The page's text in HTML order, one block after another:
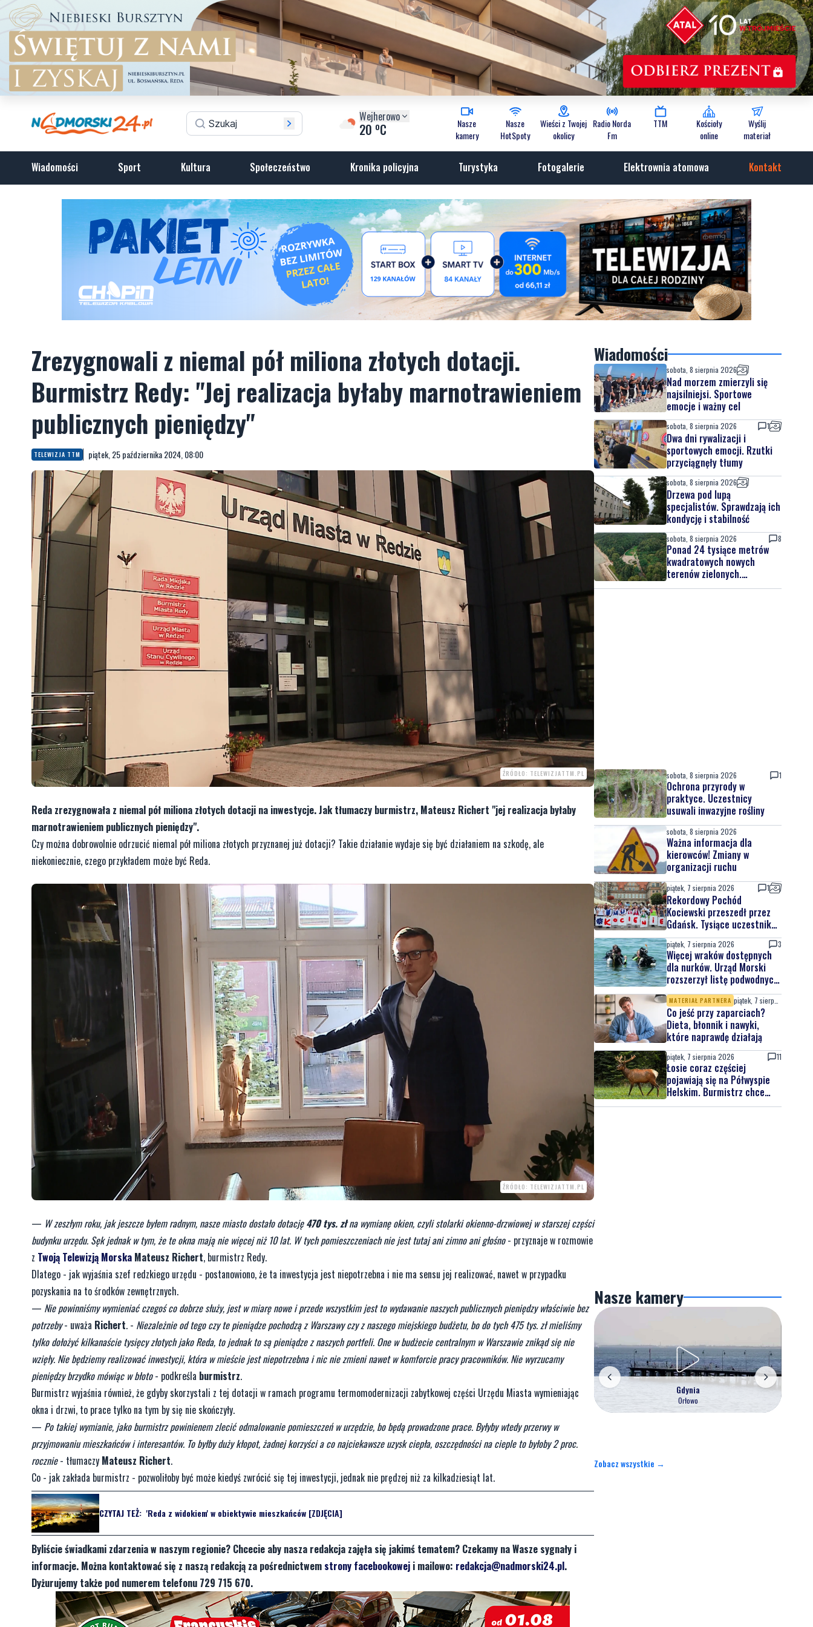
Wejherowo
20 oC
Nasze
kamery
Nasze
HotSpoty
Wieści z Twojej
okolicy
Radio Norda
Fm
TTM
Kościoły
online
Wyślij
materiał
Wiadomości Sport Kultura Społeczeństwo Kronika policyjna Turystyka Fotogalerie Elektrownia atomowa Kontakt
Zrezygnowali z niemal pół miliona złotych dotacji.
Burmistrz Redy: "Jej realizacja byłaby marnotrawieniem
publicznych pieniędzy"
TELEWIZJA TTM piątek, 25 października 2024, 08:00
ŹRÓDŁO: TELEWIZJATTM.PL
Reda zrezygnowała z niemal pół miliona złotych dotacji na inwestycje. Jak tłumaczy burmistrz, Mateusz Richert "jej realizacja byłaby
marnotrawieniem publicznych pieniędzy".
Czy można dobrowolnie odrzucić niemal pół miliona złotych przyznanej już dotacji? Takie działanie wydaje się być działaniem na szkodę, ale
niekoniecznie, czego przykładem może być Reda.
ŹRÓDŁO: TELEWIZJATTM.PL
— W zeszłym roku, jak jeszcze byłem radnym, nasze miasto dostało dotację470 tys. złna wymianę okien, czyli stolarki okienno-drzwiowej w starszej części
budynku urzędu. Sęk jednak w tym, że te okna mają nie więcej niż 10 lat. W tych pomieszczeniach nie jest tutaj ani zimno ani głośno- przyznaje w rozmowie
z Twoją Telewizją Morska Mateusz Richert, burmistrz Redy.
Dlatego - jak wyjaśnia szef redzkiego urzędu - postanowiono, że ta inwestycja jest niepotrzebna i nie ma sensu jej realizować, nawet w przypadku
pozyskania na to środków zewnętrznych.
— Nie powinniśmy wymieniać czegoś co dobrze służy, jest w miarę nowe i przede wszystkim jest to wydawanie naszych publicznych pieniędzy właściwie bez
potrzeby- uważa Richert. - Niezależnie od tego czy te pieniądze pochodzą z Warszawy czy z naszego miejskiego budżetu, bo do tych 475 tys. zł mieliśmy
tylko dołożyć kilkanaście tysięcy złotych jako Reda, to jednak to są pieniądze z naszych portfeli. One w budżecie centralnym w Warszawie znikąd się nie
wzięły. Nie będziemy realizować inwestycji, która w mieście jest niepotrzebna i nic nie zmieni nawet w komforcie pracy pracowników. Nie wyrzucamy
pieniędzy brzydko mówiąc w błoto- podkreśla burmistrz.
Burmistrz wyjaśnia również, że gdyby skorzystali z tej dotacji w ramach programu termomodernizacji zabytkowej części Urzędu Miasta wymieniając
okna i drzwi, to prace tylko na tym by się nie skończyły.
— Po takiej wymianie, jako burmistrz powinienem zlecić odmalowanie pomieszczeń w urzędzie, bo będą prowadzone prace. Byłyby wtedy przerwy w
przyjmowaniu mieszkańców i interesantów. To byłby duży kłopot, żadnej korzyści a co najciekawsze uzysk ciepła, oszczędności na cieple to byłoby 2 proc.
rocznie- tłumaczy Mateusz Richert.
Co - jak zakłada burmistrz - pozwoliłoby być może kiedyś zwrócić się tej inwestycji, jednak nie prędzej niż za kilkadziesiąt lat.
CZYTAJ TEŻ: 'Reda z widokiem' w obiektywie mieszkańców [ZDJĘCIA]
Byliście świadkami zdarzenia w naszym regionie? Chcecie aby nasza redakcja zajęła się jakimś tematem? Czekamy na Wasze sygnały i
informacje. Można kontaktować się z naszą redakcją za pośrednictwem strony facebookowej i mailowo: redakcja@nadmorski24.pl.
Dyżurujemy także pod numerem telefonu 729 715 670.
Wiadomości
sobota, 8 sierpnia 2026
Nad morzem zmierzyli się
najsilniejsi. Sportowe
emocje i ważny cel
sobota, 8 sierpnia 2026 1
Dwa dni rywalizacji i
sportowych emocji. Rzutki
przyciągnęły tłumy
sobota, 8 sierpnia 2026
Drzewa pod lupą
specjalistów. Sprawdzają ich
kondycję i stabilność
sobota, 8 sierpnia 2026 8
Ponad 24 tysiące metrów
kwadratowych nowych
terenów zielonych.
Powstanie nowa przestrzeń
sobota, 8 sierpnia 2026 1
Ochrona przyrody w
praktyce. Uczestnicy
usuwali inwazyjne rośliny
sobota, 8 sierpnia 2026
Ważna informacja dla
kierowców! Zmiany w
organizacji ruchu
piątek, 7 sierpnia 2026 1
Rekordowy Pochód
Kociewski przeszedł przez
Gdańsk. Tysiące uczestników
na jubileuszowej edycji
piątek, 7 sierpnia 2026 3
Więcej wraków dostępnych
dla nurków. Urząd Morski
rozszerzył listę podwodnych
atrakcji
MATERIAŁ PARTNERA
Co jeść przy zaparciach?
Dieta, błonnik i nawyki,
które naprawdę działają
piątek, 7 sierpnia 2026 11
Łosie coraz częściej
pojawiają się na Półwyspie
Helskim. Burmistrz chce
nowych znaków drogowych
Nasze kamery
Gdynia
Orłowo
Zobacz wszystkie →